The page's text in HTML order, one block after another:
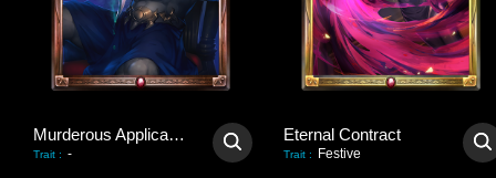
Murderous Application
Trait : -
Eternal Contract
Trait : Festive